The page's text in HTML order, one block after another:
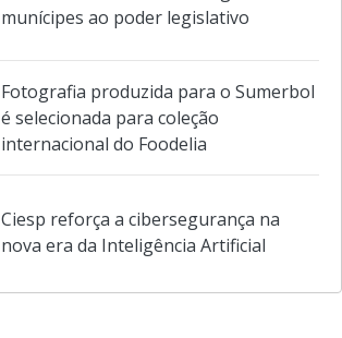
munícipes ao poder legislativo
Fotografia produzida para o Sumerbol
é selecionada para coleção
internacional do Foodelia
Ciesp reforça a cibersegurança na
nova era da Inteligência Artificial